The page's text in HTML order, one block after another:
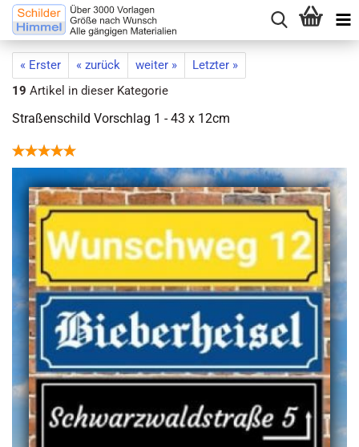
« Erster « zurück weiter »
Letzter »
19 Artikel in dieser Kategorie
Straßenschild Vorschlag 1 - 43 x 12cm